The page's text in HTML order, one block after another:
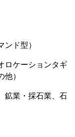
ド型）
ロケーションタギ
）
鉱業・採石業、石